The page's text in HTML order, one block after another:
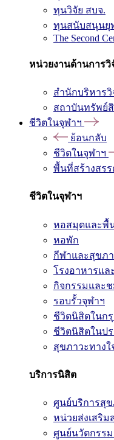
ทุนวิจัย สบจ.
ทุนสนับสนุนยุ
The Second
หน่วยงานด้านการวิ
สำนักบริหารวิ
สถาบันทรัพย์
ชีวิตในจุฬาฯ
ย้อนกลับ
ชีวิตในจุฬาฯ
พื้นที่สร้างสรร
ชีวิตในจุฬาฯ
หอสมุดและพื้
หอพัก
กีฬาและสุขภ
โรงอาหารแล
กิจกรรมและ
รอบรั้วจุฬาฯ
ชีวิตนิสิตในกรุ
ชีวิตนิสิตในปร
สุขภาวะทาง
บริการนิสิต
ศูนย์บริการสุ
หน่วยส่งเสริ
ศูนย์นวัตกรรม